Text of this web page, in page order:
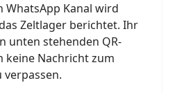
WhatsApp Kanal wird
Zeltlager berichtet. Ihr
unten stehenden QR-
keine Nachricht zum